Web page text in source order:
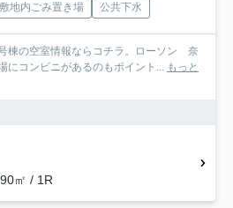
敷地内ごみ置き場 公共下水
棟の空室情報ならコチラ。ローソン 奈
にコンビニがあるのもポイント... もっと
㎡ / 1R